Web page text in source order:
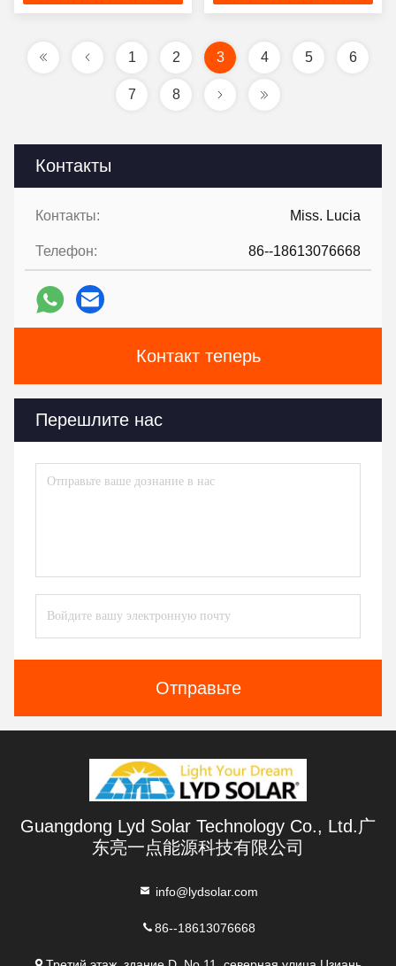
Контакты
Контакты: Miss. Lucia
Телефон: 86--18613076668
Контакт теперь
Перешлите нас
Отправьте
инвертор
1 2 3 4 5 6
7 8
Guangdong Lyd Solar Technology Co., Ltd.广
东亮一点能源科技有限公司
info@lydsolar.com
86--18613076668